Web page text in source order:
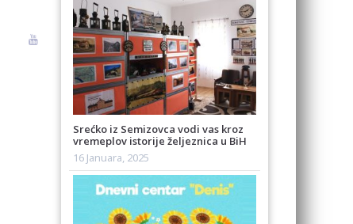
Srećko iz Semizovca vodi vas kroz
vremeplov istorije željeznica u BiH
16 Januara, 2025